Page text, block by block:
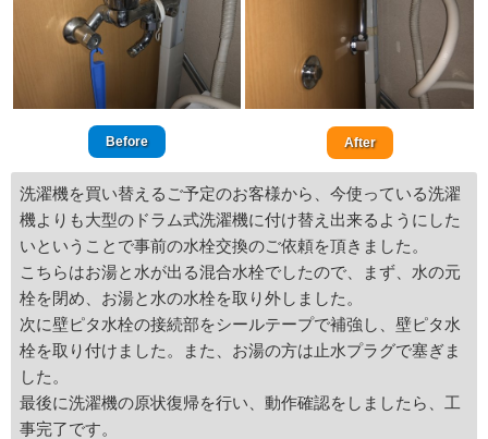
Before After
洗濯機を買い替えるご予定のお客様から、今使っている洗濯
機よりも大型のドラム式洗濯機に付け替え出来るようにした
いということで事前の水栓交換のご依頼を頂きました。
こちらはお湯と水が出る混合水栓でしたので、まず、水の元
栓を閉め、お湯と水の水栓を取り外しました。
次に壁ピタ水栓の接続部をシールテープで補強し、壁ピタ水
栓を取り付けました。また、お湯の方は止水プラグで塞ぎま
した。
最後に洗濯機の原状復帰を行い、動作確認をしましたら、工
事完了です。